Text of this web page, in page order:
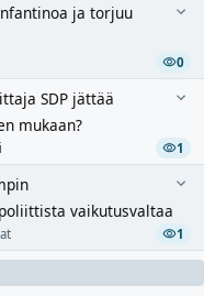
ja torjuu
0
SDP jättää
mukaan?
1
vaikutusvaltaa
1